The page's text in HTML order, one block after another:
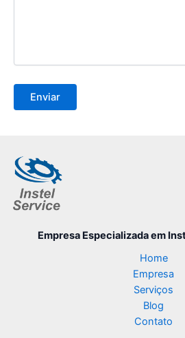
Empresa Especializadaem
Home
Empresa
Serviços
Blog
Contato